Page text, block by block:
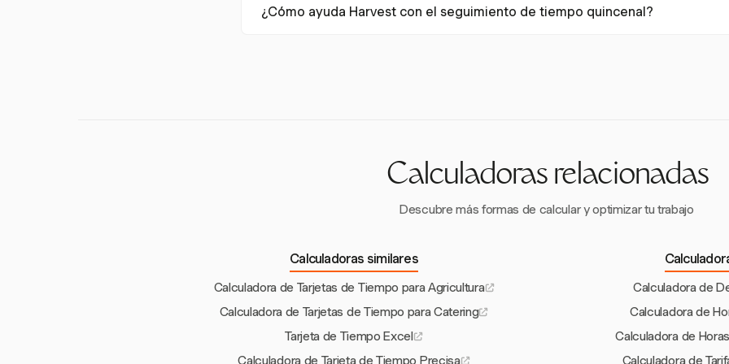
desplegables para entradas repetitivas como nombres y códigos de proyectos para
¿Cómo ayuda Harvest con el seguimiento de tiempo quincenal?
Calculadoras relacionadas
Descubre más formas de calcular y optimizar tu trabajo
Calculadoras similares
Calculadora de Tarjetas de Tiempo para Agricultura
Calculadora de Tarjetas de Tiempo para Catering
Tarjeta de Tiempo Excel
Calculadora de Tarjeta de Tiempo Precisa
Calculadora de
Calculadora de
Calculadora de
Calculadora de